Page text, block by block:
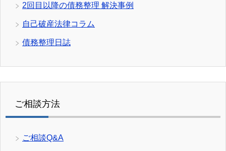
2回目以降の債務整理 解決事例
自己破産法律コラム
債務整理日誌
ご相談方法
ご相談Q&A